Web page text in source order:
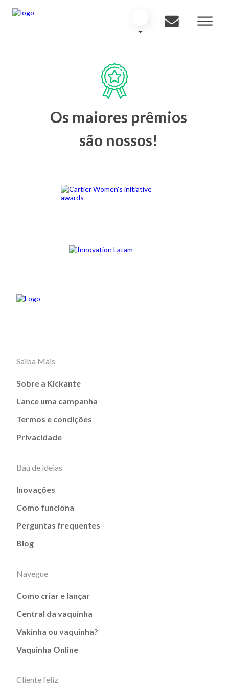
Os maiores prêmios
são nossos!
Saiba Mais
Sobre a Kickante
Lance uma campanha
Termos e condições
Privacidade
Baú de ideias
Inovações
Como funciona
Perguntas frequentes
Blog
Navegue
Como criar e lançar
Central da vaquinha
Vakinha ou vaquinha?
Vaquinha Online
Cliente feliz